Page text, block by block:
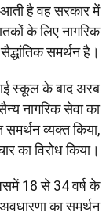
आती है वह सरकार में
के लिए नागरिक
समर्थन है।"
स्कूल के बाद अरब
नागरिक सेवा का
व्यक्त किया,
का विरोध किया।
18 से 34 वर्ष के
का समर्थन